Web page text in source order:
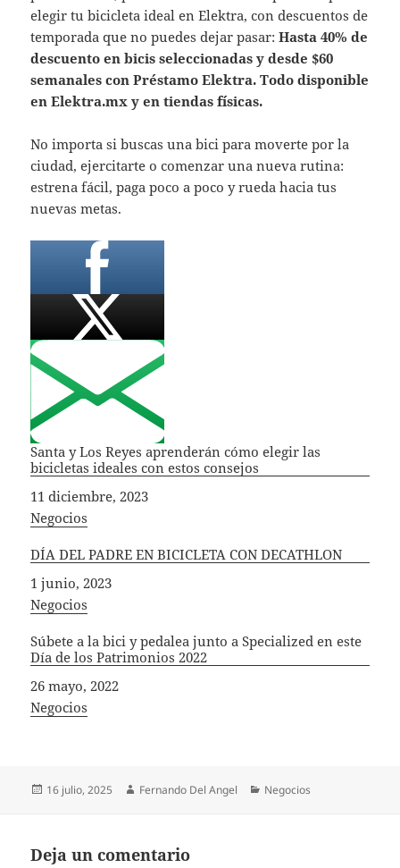
elegir tu bicicleta ideal en Elektra, con descuentos de
temporada que no puedes dejar pasar:Hasta 40% de
descuento en bicis seleccionadas y desde $60
semanales con Préstamo Elektra. Todo disponible
en Elektra.mx y en tiendas físicas.
No importa si buscas una bici para moverte por la
ciudad, ejercitarte o comenzar una nueva rutina:
estrena fácil, paga poco a poco y rueda hacia tus
nuevas metas.
Santa y Los Reyes aprenderán cómo elegir las
bicicletas ideales con estos consejos
Fecha
11 diciembre, 2023
In relation to
Negocios
DÍA DEL PADRE EN BICICLETA CON DECATHLON
Fecha
1 junio, 2023
In relation to
Negocios
Súbete a la bici y pedalea junto a Specialized en este
Día de los Patrimonios 2022
Fecha
26 mayo, 2022
In relation to
Negocios
Publicado
16 julio, 2025 Autor
Fernando Del Angel Categorías
Negocios
Deja un comentario